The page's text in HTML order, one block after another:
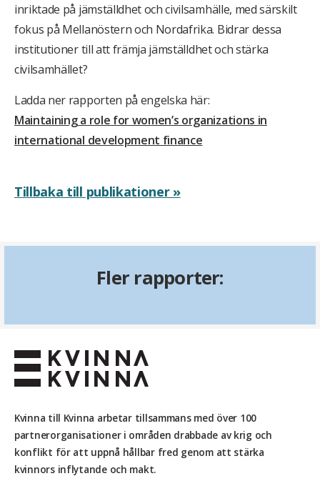
inriktade på jämställdhet och civilsamhälle, med särskilt
fokus på Mellanöstern och Nordafrika. Bidrar dessa
institutioner till att främja jämställdhet och stärka
civilsamhället?
Ladda ner rapporten på engelska här:
Maintaining a role for women’s organizations in
international development finance
Tillbaka till publikationer »
Fler rapporter:
Kvinna till Kvinna arbetar tillsammans med över 100
partnerorganisationer i områden drabbade av krig och
konflikt för att uppnå hållbar fred genom att stärka
kvinnors inflytande och makt.